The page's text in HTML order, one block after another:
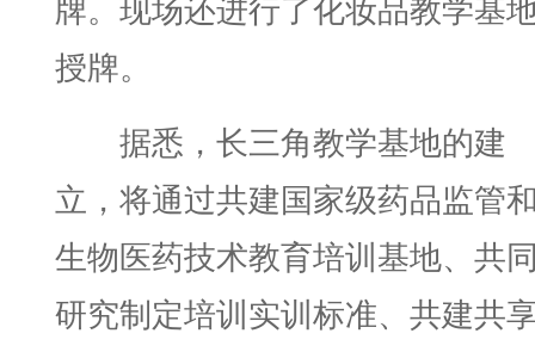
牌。现场还进行了化妆品教学基
授牌。
据悉，长三角教学基地的建
立，将通过共建国家级药品监管
生物医药技术教育培训基地、共
研究制定培训实训标准、共建共